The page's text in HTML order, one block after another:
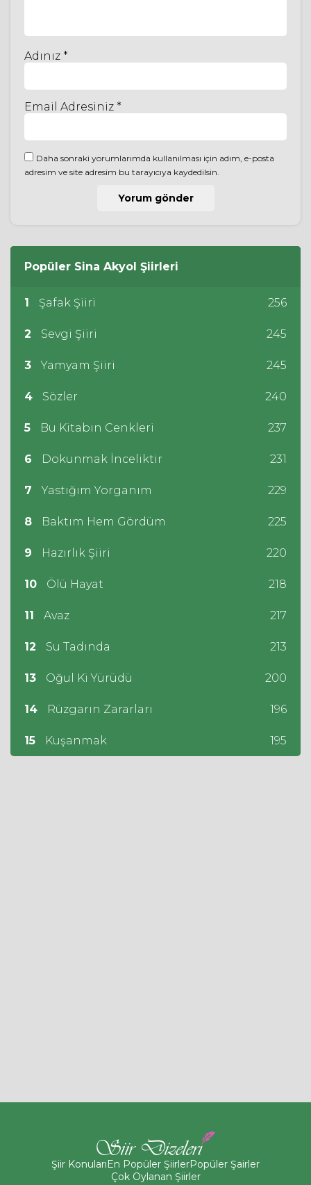
Adınız *
Email Adresiniz *
Daha sonraki yorumlarımda kullanılması için adım, e-posta
adresim ve site adresim bu tarayıcıya kaydedilsin.
Popüler Sina Akyol Şiirleri
1 Şafak Şiiri 256
2 Sevgi Şiiri 245
3 Yamyam Şiiri 245
4 Sözler 240
5 Bu Kitabın Cenkleri 237
6 Dokunmak İnceliktir 231
7 Yastığım Yorganım 229
8 Baktım Hem Gördüm 225
9 Hazırlık Şiiri 220
10 Ölü Hayat 218
11 Avaz 217
12 Su Tadında 213
13 Oğul Ki Yürüdü 200
14 Rüzgarın Zararları 196
15 Kuşanmak 195
Şiir KonularıEn Popüler ŞiirlerPopüler Şairler
Çok Oylanan Şiirler